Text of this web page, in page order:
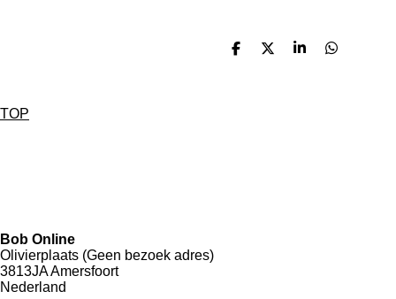
D
D
S
D
TOP
a
t
s
A
Bob Online
Olivierplaats (Geen bezoek adres)
3813JA Amersfoort
Nederland